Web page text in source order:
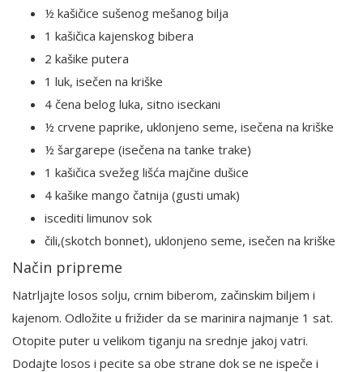
½ kašičice sušenog mešanog bilja
1 kašičica kajenskog bibera
2 kašike putera
1 luk, isečen na kriške
4 čena belog luka, sitno iseckani
½ crvene paprike, uklonjeno seme, isečena na kriške
½ šargarepe (isečena na tanke trake)
1 kašičica svežeg lišća majčine dušice
4 kašike mango čatnija (gusti umak)
iscediti limunov sok
čili,(skotch bonnet), uklonjeno seme, isečen na kriške
Način pripreme
Natrljajte losos solju, crnim biberom, začinskim biljem i
kajenom. Odložite u frižider da se marinira najmanje 1 sat.
Otopite puter u velikom tiganju na srednje jakoj vatri.
Dodajte losos i pecite sa obe strane dok se ne ispeče i